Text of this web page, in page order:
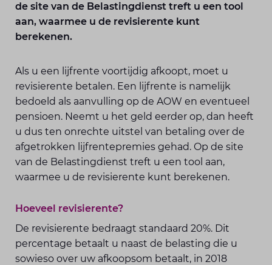
de site van de Belastingdienst treft u een tool
aan, waarmee u de revisierente kunt
berekenen.
Als u een lijfrente voortijdig afkoopt, moet u
revisierente betalen. Een lijfrente is namelijk
bedoeld als aanvulling op de AOW en eventueel
pensioen. Neemt u het geld eerder op, dan heeft
u dus ten onrechte uitstel van betaling over de
afgetrokken lijfrentepremies gehad. Op de site
van de Belastingdienst treft u een tool aan,
waarmee u de revisierente kunt berekenen.
Hoeveel revisierente?
De revisierente bedraagt standaard 20%. Dit
percentage betaalt u naast de belasting die u
sowieso over uw afkoopsom betaalt, in 2018